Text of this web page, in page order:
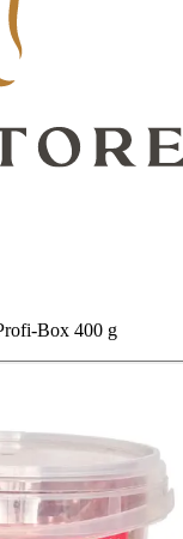
Box 400 g